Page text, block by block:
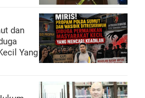
dan
Yang